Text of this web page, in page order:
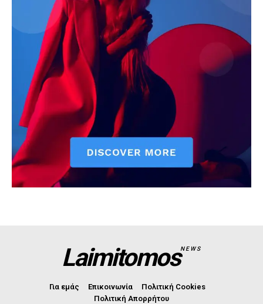
LaimitomosNEWS
Για εμάς Επικοινωνία
Πολιτική Cookies
Πολιτική Απορρήτου